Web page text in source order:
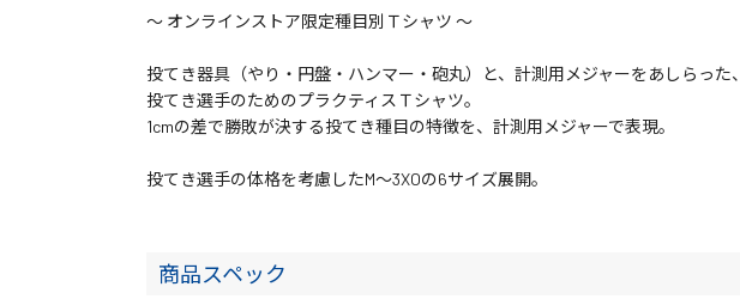
～ オンラインストア限定種目別Ｔシャツ ～
投てき器具（やり・円盤・ハンマー・砲丸）と、計測用メジャーをあしらった、
投てき選手のためのプラクティスＴシャツ。
1cmの差で勝敗が決する投てき種目の特徴を、計測用メジャーで表現。
投てき選手の体格を考慮したM～3XOの6サイズ展開。
商品スペック